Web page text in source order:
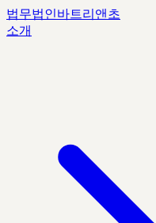
법무법인바트리앤초
소개